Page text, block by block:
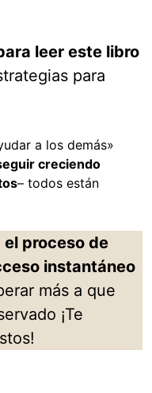
leer este libro
para
a los demás»
creciendo
– todos están
proceso de
instantáneo
más a que
¡Te